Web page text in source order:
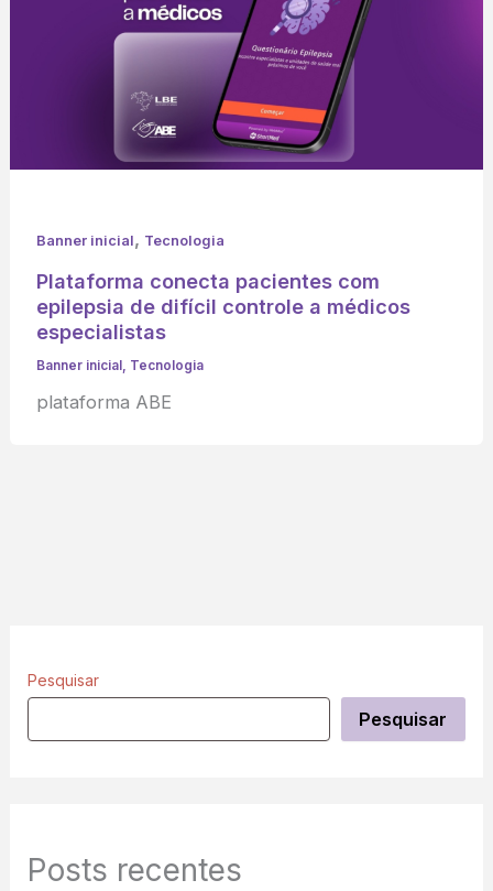
Banner inicial, Tecnologia
Plataforma conecta pacientes com
epilepsia de difícil controle a médicos
especialistas
Banner inicial Tecnologia
plataforma ABE
Pesquisar
Pesquisar
Posts recentes